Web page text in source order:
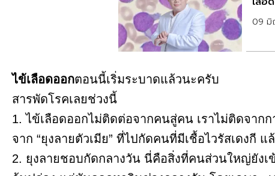
09 มิ
ไข้เลือดออกตอนนี้เริ่มระบาดแล้วนะครับ
สารพัดโรคเลยช่วงนี้
1. ไข้เลือดออกไม่ติดต่อจากคนสู่คน เราไม่ติดจาก
จาก “ยุงลายตัวเมีย” ที่ไปกัดคนที่มีเชื้อไวรัสเดงกี แ
2. ยุงลายชอบกัดกลางวัน นี่คือสิ่งที่คนส่วนใหญ่ยังเ